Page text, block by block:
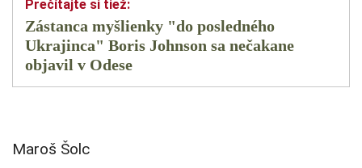
Zástanca myšlienky "do posledného
Ukrajinca" Boris Johnson sa nečakane
objavil v Odese
Maroš Šolc